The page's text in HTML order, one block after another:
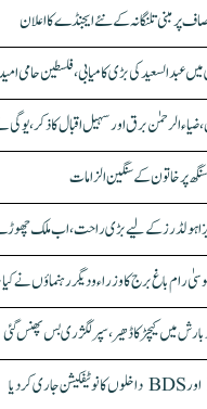
پر مبنی تلنگانہ کے نئے ایجنڈے کا اعلان
کی بڑی کامیابی، فلسطین حامی
الرحمٰن برق اور سہیل اقبال کا ذکر،
پر خاتون کے سنگین الزامات
رام باغ برج کا وزراء و دیگر رہنماؤں نے کیا
میں کیچڑ کا ڈھیر، سپر لگژری بس پھنس گئی